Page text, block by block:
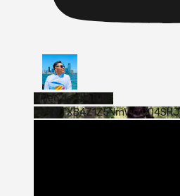
Vídeo de YouTube